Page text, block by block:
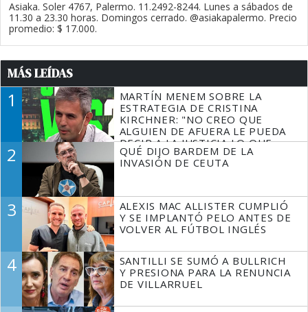
Asiaka. Soler 4767, Palermo. 11.2492-8244. Lunes a sábados de
11.30 a 23.30 horas. Domingos cerrado. @asiakapalermo. Precio
promedio: $ 17.000.
MÁS LEÍDAS
1
MARTÍN MENEM SOBRE LA
ESTRATEGIA DE CRISTINA
KIRCHNER: "NO CREO QUE
ALGUIEN DE AFUERA LE PUEDA
DECIR A LA JUSTICIA LO QUE
TIENE QUE HACER"
2
QUÉ DIJO BARDEM DE LA
INVASIÓN DE CEUTA
3
ALEXIS MAC ALLISTER CUMPLIÓ
Y SE IMPLANTÓ PELO ANTES DE
VOLVER AL FÚTBOL INGLÉS
4
SANTILLI SE SUMÓ A BULLRICH
Y PRESIONA PARA LA RENUNCIA
DE VILLARRUEL